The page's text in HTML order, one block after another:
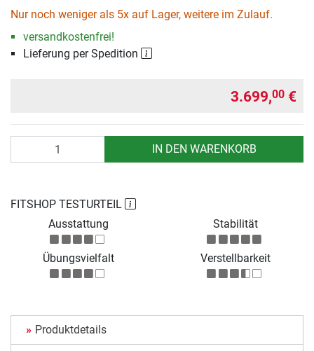
Nur noch weniger als 5x auf Lager, weitere im Zulauf.
versandkostenfrei!
Lieferung per Spedition
3.699,00 €
IN DEN WARENKORB
FITSHOP TESTURTEIL
Ausstattung
Stabilität
Übungsvielfalt Verstellbarkeit
Produktdetails